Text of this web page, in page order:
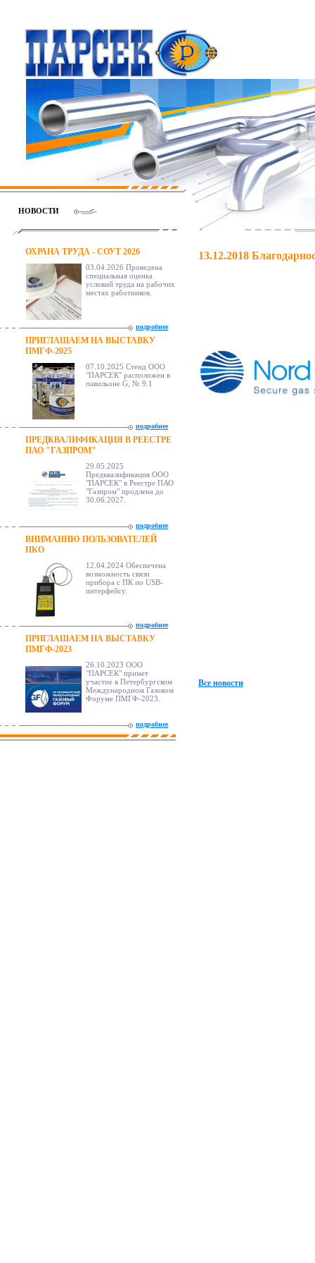
НОВОСТИ
ОХРАНА ТРУДА - СОУТ 2026
03.04.2026 Проведена
специальная оценка
условий труда на рабочих
местах работников.
подробнее
ПРИГЛАШАЕМ НА ВЫСТАВКУ
ПМГФ-2025
07.10.2025 Стенд ООО
"ПАРСЕК" расположен в
павильоне G, № 9.1
подробнее
ПРЕДКВАЛИФИКАЦИЯ В РЕЕСТРЕ
ПАО "ГАЗПРОМ"
29.05.2025
Предквалификация ООО
"ПАРСЕК" в Реестре ПАО
"Газпром" продлена до
30.06.2027.
подробнее
ВНИМАНИЮ ПОЛЬЗОВАТЕЛЕЙ
ПКО
12.04.2024 Обеспечена
возможность связи
прибора с ПК по USB-
интерфейсу.
подробнее
ПРИГЛАШАЕМ НА ВЫСТАВКУ
ПМГФ-2023
26.10.2023 ООО
"ПАРСЕК" примет
участие в Петербургском
Международном Газовом
Форуме ПМГФ-2023.
подробнее
13.12.2018
Все новости